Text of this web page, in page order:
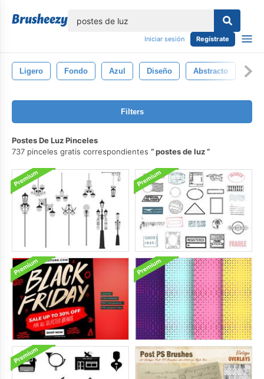
Iniciar sesión Regístrate
Ligero Fondo Azul Diseño Abstracto
Filters
Postes De Luz Pinceles
737 pinceles gratis correspondientes
postes de luz